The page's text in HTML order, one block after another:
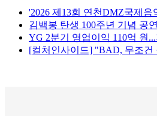
'2026 제13회 연천DMZ국제음
김백봉 탄생 100주년 기념 공
YG 2분기 영업이익 110억 원
[컬처인사이드] "BAD, 무조건